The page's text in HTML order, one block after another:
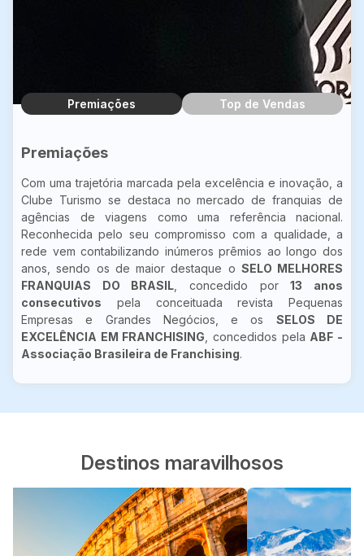
Premiações Top de Vendas
Premiações
Com uma trajetória marcada pela excelência e inovação, a
Clube Turismo se destaca no mercado de franquias de
agências de viagens como uma referência nacional.
Reconhecida pelo seu compromisso com a qualidade, a
rede vem contabilizando inúmeros prêmios ao longo dos
anos, sendo os de maior destaque o SELO MELHORES
FRANQUIAS DO BRASIL, concedido por13 anos
consecutivos pela conceituada revista Pequenas
Empresas e Grandes Negócios, e os SELOS DE
EXCELÊNCIA EM FRANCHISING, concedidos pela ABF -
Associação Brasileira de Franchising.
Destinos maravilhosos